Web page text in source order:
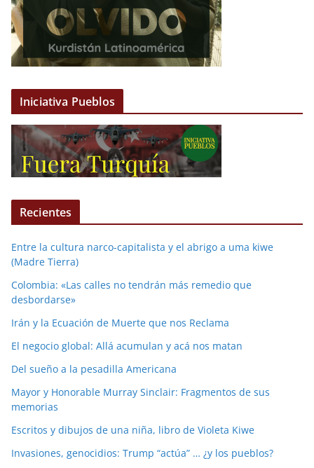
Iniciativa Pueblos
Recientes
Entre la cultura narco-capitalista y el abrigo a uma kiwe
(Madre Tierra)
Colombia: «Las calles no tendrán más remedio que
desbordarse»
Irán y la Ecuación de Muerte que nos Reclama
El negocio global: Allá acumulan y acá nos matan
Del sueño a la pesadilla Americana
Mayor y Honorable Murray Sinclair: Fragmentos de sus
memorias
Escritos y dibujos de una niña, libro de Violeta Kiwe
Invasiones, genocidios: Trump “actúa” … ¿y los pueblos?